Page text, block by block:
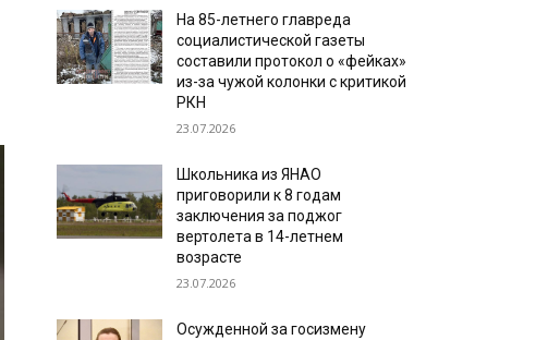
На 85-летнего главреда
социалистической газеты
составили протокол о «фейках»
из-за чужой колонки с критикой
РКН
23.07.2026
Школьника из ЯНАО
приговорили к 8 годам
заключения за поджог
вертолета в 14-летнем
возрасте
23.07.2026
Осужденной за госизмену